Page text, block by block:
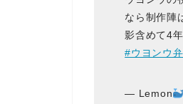
なら制作陣
影含めて4
#ウヨンウ
— Lemon